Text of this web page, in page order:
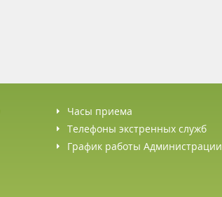
Часы приема
Телефоны экстренных служб
График работы Администрации